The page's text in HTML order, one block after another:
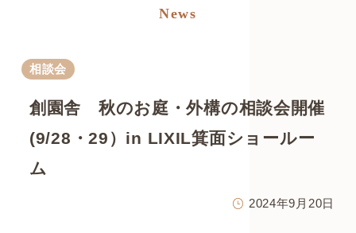
News
相談会
創園舎 秋のお庭・外構の相談会開催
(9/28・29）in LIXIL箕面ショールー
ム
2024年9月20日